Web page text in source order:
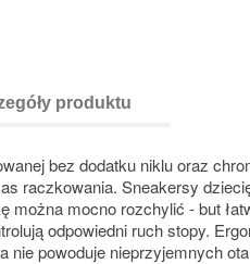
produktu
bez dodatku niklu oraz
raczkowania. Sneakersy
mocno rozchylić - but
odpowiedni ruch stopy.
powoduje nieprzyjemnych